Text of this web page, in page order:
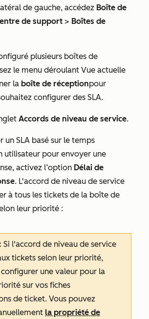
de gauche, accédez Boîte de
de support > Boîtes de
plusieurs boîtes de
le menu déroulant Vue actuelle
la boîte de réceptionpour
configurer des SLA.
Accords de niveau de service.
un SLA basé sur le temps
utilisateur pour envoyer une
activez l’option Délai de
. L'accord de niveau de service
à tous les tickets de la boîte de
leur priorité :
Si l'accord de niveau de service
tickets selon leur priorité,
une valeur pour la
sur vos fiches
de ticket. Vous pouvez
la propriété de